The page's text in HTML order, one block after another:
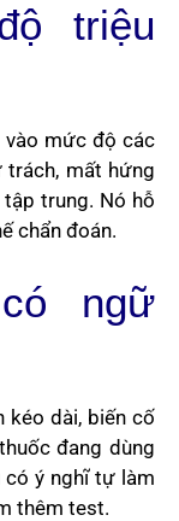
triệu
vào mức độ các
trách, mất hứng
trung. Nó hỗ
chẩn đoán.
ngữ
kéo dài, biến cố
đang dùng
ý nghĩ tự làm
thêm test.